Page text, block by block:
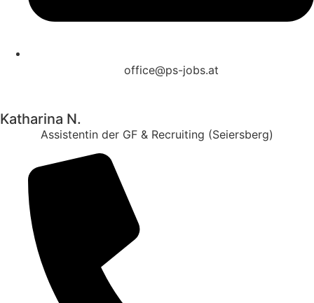
office@ps-jobs.at
Katharina N.
Assistentin der GF & Recruiting (Seiersberg)